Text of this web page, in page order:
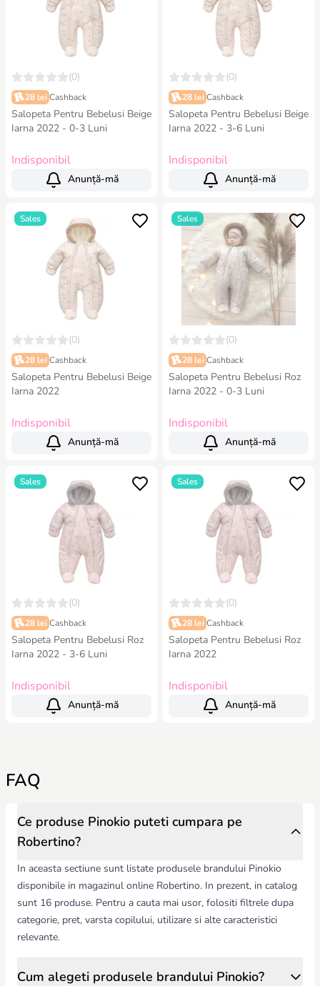
(0)
28 lei Cashback
Salopeta Pentru Bebelusi Beige
Iarna 2022 - 0-3 Luni
Indisponibil
Anunță-mă
(0)
28 lei Cashback
Salopeta Pentru Bebelusi Beige
Iarna 2022 - 3-6 Luni
Indisponibil
Anunță-mă
Sales
(0)
28 lei Cashback
Salopeta Pentru Bebelusi Beige
Iarna 2022
Indisponibil
Anunță-mă
Sales
(0)
28 lei Cashback
Salopeta Pentru Bebelusi Roz
Iarna 2022 - 0-3 Luni
Indisponibil
Anunță-mă
Sales
(0)
28 lei Cashback
Salopeta Pentru Bebelusi Roz
Iarna 2022 - 3-6 Luni
Indisponibil
Anunță-mă
Sales
(0)
28 lei Cashback
Salopeta Pentru Bebelusi Roz
Iarna 2022
Indisponibil
Anunță-mă
FAQ
Ce produse Pinokio puteti cumpara pe
Robertino?
In aceasta sectiune sunt listate produsele brandului Pinokio
disponibile in magazinul online Robertino. In prezent, in catalog
sunt 16 produse. Pentru a cauta mai usor, folositi filtrele dupa
categorie, pret, varsta copilului, utilizare si alte caracteristici
relevante.
Cum alegeti produsele brandului Pinokio?